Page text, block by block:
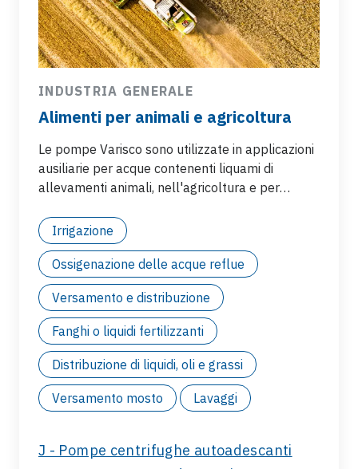
INDUSTRIA GENERALE
Alimenti per animali e agricoltura
Le pompe Varisco sono utilizzate in applicazioni
ausiliarie per acque contenenti liquami di
allevamenti animali, nell'agricoltura e per
Irrigazione
Ossigenazione delle acque reflue
Versamento e distribuzione
Fanghi o liquidi fertilizzanti
Distribuzione di liquidi, oli e grassi
Versamento mosto Lavaggi
J - Pompe centrifughe autoadescanti